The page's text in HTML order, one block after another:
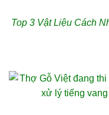
Top 3 Vật Liệu Cách